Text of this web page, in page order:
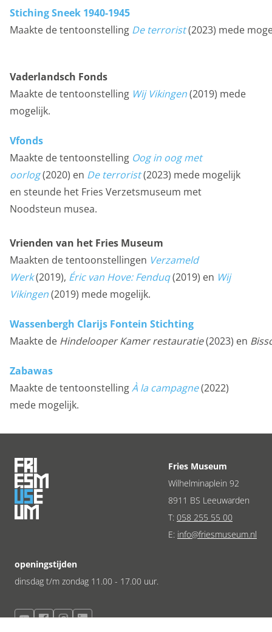
Stiching Sneek 1940-1945
Maakte de tentoonstelling De terrorist(2023) mede
Vaderlandsch Fonds
Maakte de tentoonstelling Wij Vikingen(2019) mede
mogelijk.
Vfonds
Maakte de tentoonstelling Oog in oog met
oorlog(2020) en De terrorist(2023) mede mogelijk
en steunde het Fries Verzetsmuseum met
Noodsteun musea.
Vrienden van het Fries Museum
Maakten de tentoonstellingen Verzameld
Werk(2019), Éric van Hove: Fenduq(2019) en Wij
Vikingen(2019) mede mogelijk.
Wassenbergh Clarijs Fontein Stichting
Maakte de Hindelooper Kamer restauratie(2023) en
Zabawas
Maakte de tentoonstellingÀ la campagne(2022)
mede mogelijk.
Fries Museum
Wilhelminaplein 92
8911 BS Leeuwarden
T: 058 255 55 00
E: info@friesmuseum.nl
openingstijden
dinsdag t/m zondag 11.00 - 17.00 uur.